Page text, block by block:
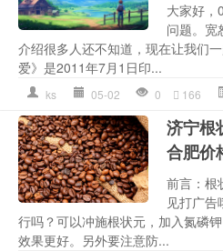
大家好，
问题。宽
介绍很多人还不知道，现在让我们
爱》是2011年7月1日印...
ks 05-02 0 166
济宁根
合肥价
前言：根
见打广
行吗？可以冲施根状元，加入氮磷
效果更好。另外要注意防...